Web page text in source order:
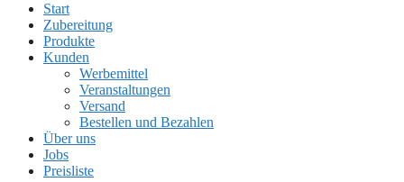
Start
Zubereitung
Produkte
Kunden
Werbemittel
Veranstaltungen
Versand
Bestellen und Bezahlen
Über uns
Jobs
Preisliste